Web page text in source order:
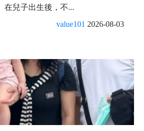
在兒子出生後，不...
value101 2026-08-03